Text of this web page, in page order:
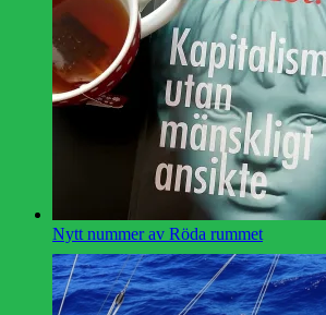
Nytt nummer av Röda rummet